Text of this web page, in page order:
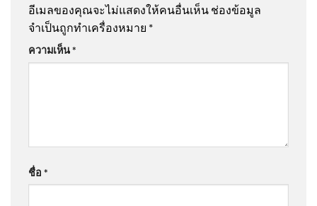
อีเมลของคุณจะไม่แสดงให้คนอื่นเห็น ช่องข้อมูล
จำเป็นถูกทำเครื่องหมาย *
ความเห็น*
ชื่อ *